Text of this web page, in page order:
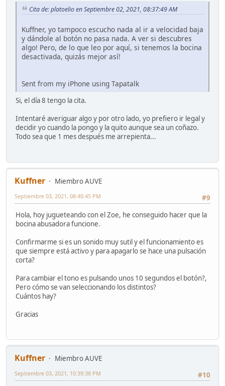
Cita de: platoelio en Septiembre 02, 2021, 08:37:49 AM
Kuffner, yo tampoco escucho nada al ir a velocidad baja
y dándole al botón no pasa nada. A ver si descubres
algo! Pero, de lo que leo por aquí, si tenemos la bocina
desactivada, quizás mejor así!
Sent from my iPhone using Tapatalk
Si, el día 8 tengo la cita.
Intentaré averiguar algo y por otro lado, yo prefiero ir legal y
decidir yo cuando la pongo y la quito aunque sea un coñazo.
Todo sea que 1 mes después me arrepienta...
Kuffner
Miembro AUVE
#9
Septiembre 03, 2021, 08:40:45 PM
Hola, hoy jugueteando con el Zoe, he conseguido hacer que la
bocina abusadora funcione.
Confirmarme si es un sonido muy sutil y el funcionamiento es
que siempre está activo y para apagarlo se hace una pulsación
corta?
Para cambiar el tono es pulsando unos 10 segundos el botón?,
Pero cómo se van seleccionando los distintos?
Cuántos hay?
Gracias
Kuffner
Miembro AUVE
#10
Septiembre 03, 2021, 10:39:38 PM